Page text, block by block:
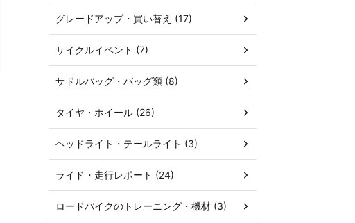
グレードアップ・買い替え (17)
サイクルイベント (7)
サドルバッグ・バッグ類 (8)
タイヤ・ホイール (26)
ヘッドライト・テールライト (3)
ライド・走行レポート (24)
ロードバイクのトレーニング・機材 (3)